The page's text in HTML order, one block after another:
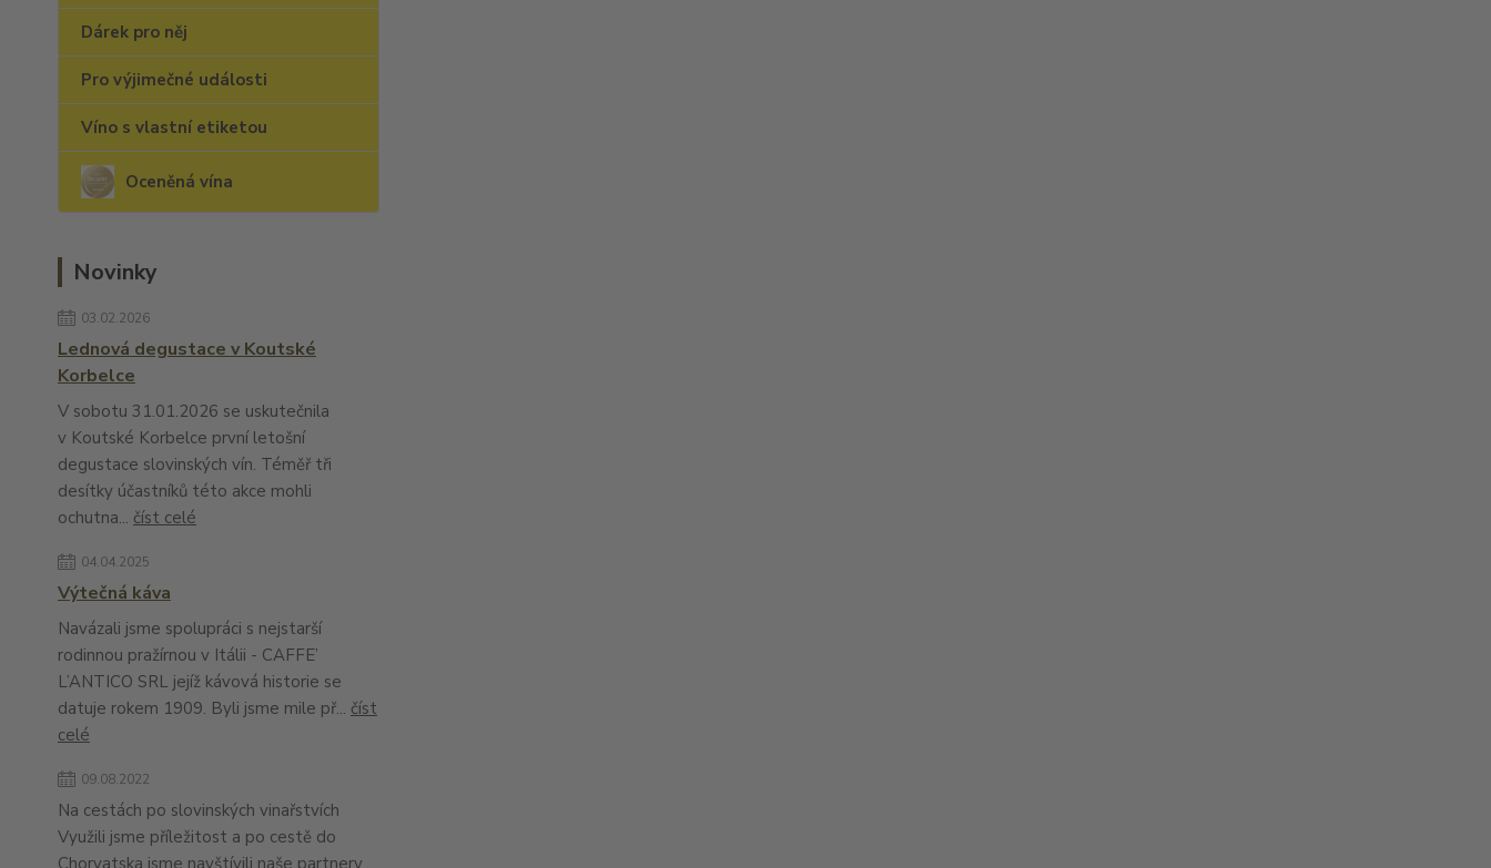
Dárek pro něj
Pro výjimečné události
Víno s vlastní etiketou
Oceněná vína
Novinky
03.02.2026
Lednová degustace v Koutské
Korbelce
V sobotu 31.01.2026 se uskutečnila
v Koutské Korbelce první letošní
degustace slovinských vín. Téměř tři
desítky účastníků této akce mohli
ochutna... číst celé
04.04.2025
Výtečná káva
Navázali jsme spolupráci s nejstarší
rodinnou pražírnou v Itálii - CAFFE’
L’ANTICO SRL jejíž kávová historie se
datuje rokem 1909. Byli jsme mile př... číst
celé
09.08.2022
Na cestách po slovinských vinařstvích
Využili jsme příležitost a po cestě do
Chorvatska jsme navštívili naše partnery